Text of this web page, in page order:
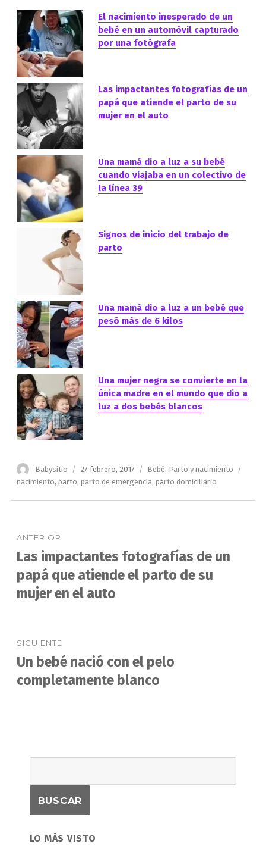
El nacimiento inesperado de un
bebé en un automóvil capturado
por una fotógrafa
Las impactantes fotografías de un
papá que atiende el parto de su
mujer en el auto
Una mamá dio a luz a su bebé
cuando viajaba en un colectivo de
la línea 39
Signos de inicio del trabajo de
parto
Una mamá dio a luz a un bebé que
pesó más de 6 kilos
Una mujer negra se convierte en la
única madre en el mundo que dio a
luz a dos bebés blancos
Autor
Babysitio
Publicado
el
27 febrero, 2017 Categorías
Bebé, Parto y nacimiento
nacimiento, parto, parto de emergencia, parto domiciliario
de
entradas
ANTERIOR
Entrada
anterior:
Las impactantes fotografías de un
papá que atiende el parto de su
mujer en el auto
SIGUIENTE
Entrada
siguiente:
Un bebé nació con el pelo
completamente blanco
LO MÁS VISTO